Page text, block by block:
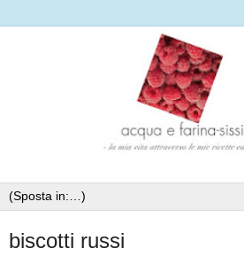
biscotti russi